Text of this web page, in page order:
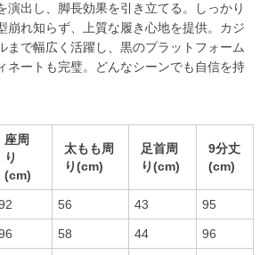
演出し、脚長効果を引き立てる。しっかり
崩れ知らず、上質な履き心地を提供。カジ
まで幅広く活躍し、黒のプラットフォーム
ネートも完璧。どんなシーンでも自信を持
座周
り
(cm)
太もも周
り(cm)
足首周
り(cm)
9分丈
(cm)
56 43 95
58 44 96